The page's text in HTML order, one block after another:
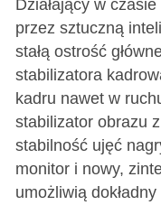
Działający w
przez sztuczną
stałą ostrość
stabilizatora
kadru nawet w
stabilizator obrazu
stabilność ujęć
monitor i nowy,
umożliwią